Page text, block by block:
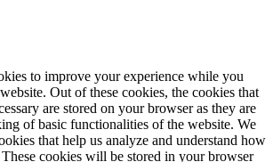
to improve your experience while you
Out of these cookies, the cookies that
are stored on your browser as they are
of basic functionalities of the website. We
that help us analyze and understand how
cookies will be stored in your browser